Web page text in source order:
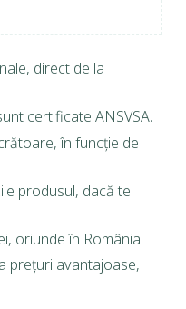
direct de la
certificate ANSVSA.
în funcție de
produsul, dacă te
oriunde în România.
prețuri avantajoase,